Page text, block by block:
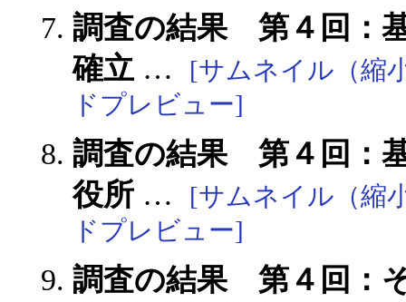
調査の結果 第４回：
確立 … [サムネイル（縮
ドプレビュー]
調査の結果 第４回：
役所 … [サムネイル（縮
ドプレビュー]
調査の結果 第４回：